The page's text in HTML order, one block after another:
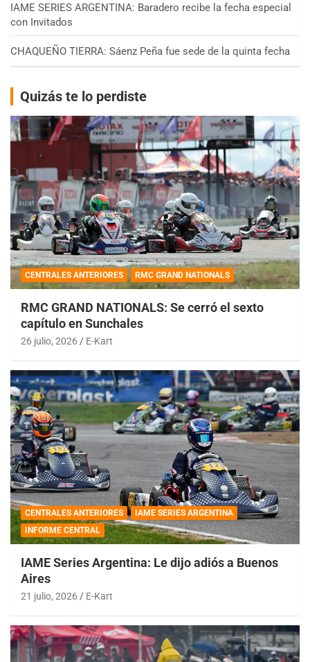
IAME SERIES ARGENTINA: Baradero recibe la fecha especial
con Invitados
CHAQUEÑO TIERRA: Sáenz Peña fue sede de la quinta fecha
Quizás te lo perdiste
CENTRALES ANTERIORES RMC GRAND NATIONALS
RMC GRAND NATIONALS: Se cerró el sexto
capítulo en Sunchales
26 julio, 2026 E-Kart
CENTRALES ANTERIORES
IAME SERIES ARGENTINA
INFORME CENTRAL
IAME Series Argentina: Le dijo adiós a Buenos
Aires
21 julio, 2026 E-Kart